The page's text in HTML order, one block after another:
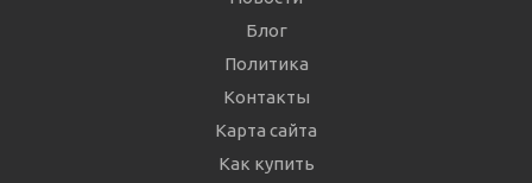
Блог
Политика
Контакты
Карта сайта
Как купить